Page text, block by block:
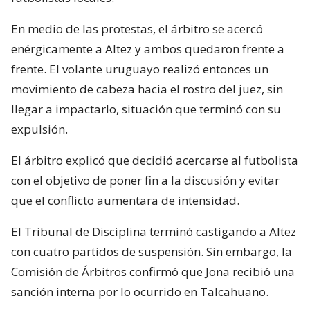
En medio de las protestas, el árbitro se acercó
enérgicamente a Altez y ambos quedaron frente a
frente. El volante uruguayo realizó entonces un
movimiento de cabeza hacia el rostro del juez, sin
llegar a impactarlo, situación que terminó con su
expulsión.
El árbitro explicó que decidió acercarse al futbolista
con el objetivo de poner fin a la discusión y evitar
que el conflicto aumentara de intensidad.
El Tribunal de Disciplina terminó castigando a Altez
con cuatro partidos de suspensión. Sin embargo, la
Comisión de Árbitros confirmó que Jona recibió una
sanción interna por lo ocurrido en Talcahuano.